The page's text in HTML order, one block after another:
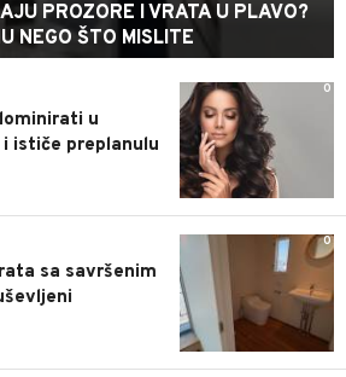
PROZORE I VRATA U PLAVO?
NEGO ŠTO MISLITE
0
u
ističe preplanulu
0
sa savršenim